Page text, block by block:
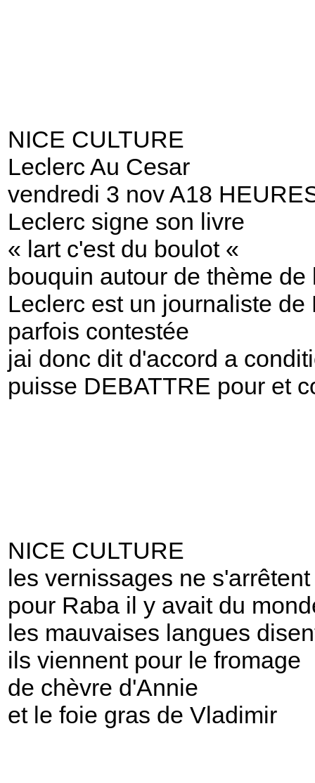
NICE CULTURE
Leclerc Au Cesar
vendredi 3 nov A18
Leclerc signe son livre
« lart c'est du boulot «
bouquin autour de thème de
Leclerc est un journaliste de
parfois contestée
jai donc dit d'accord a
puisse DEBATTRE pour et
NICE CULTURE
les vernissages ne
pour Raba il y avait du
les mauvaises langues
ils viennent pour le fromage
de chèvre d'Annie
et le foie gras de Vladimir